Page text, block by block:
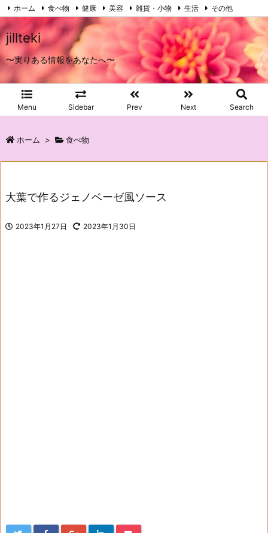
jillteki
〜実りある情報をあなたへ〜
Menu Sidebar Prev Next Search
ホーム 食べ物 健康 美容 雑貨・小物 生活
その他
プライバシーポリシー
お問い合わせ RSS Feedly
ホーム > 食べ物
大葉で作るジェノベーゼ風ソース
2023年1月27日 2023年1月30日